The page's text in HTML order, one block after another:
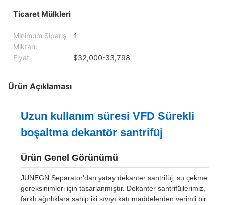
Ticaret Mülkleri
Minimum Sipariş
Miktarı:
1
Fiyat: $32,000-33,798
Ürün Açıklaması
Uzun kullanım süresi VFD Sürekli
boşaltma dekantör santrifüj
Ürün Genel Görünümü
JUNEGN Separator'dan yatay dekanter santrifüj, su çekme
gereksinimleri için tasarlanmıştır. Dekanter santrifüjlerimiz,
farklı ağırlıklara sahip iki sıvıyı katı maddelerden verimli bir